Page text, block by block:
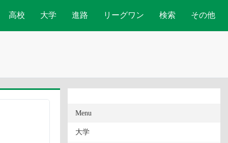
高校 大学 進路 リーグワン 検索 その他
Menu
大学